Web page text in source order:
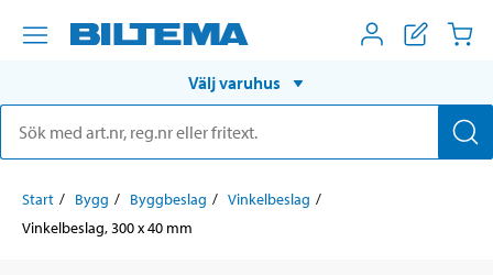
Välj varuhus
Start Bygg Byggbeslag
Vinkelbeslag
Vinkelbeslag, 300 x 40 mm